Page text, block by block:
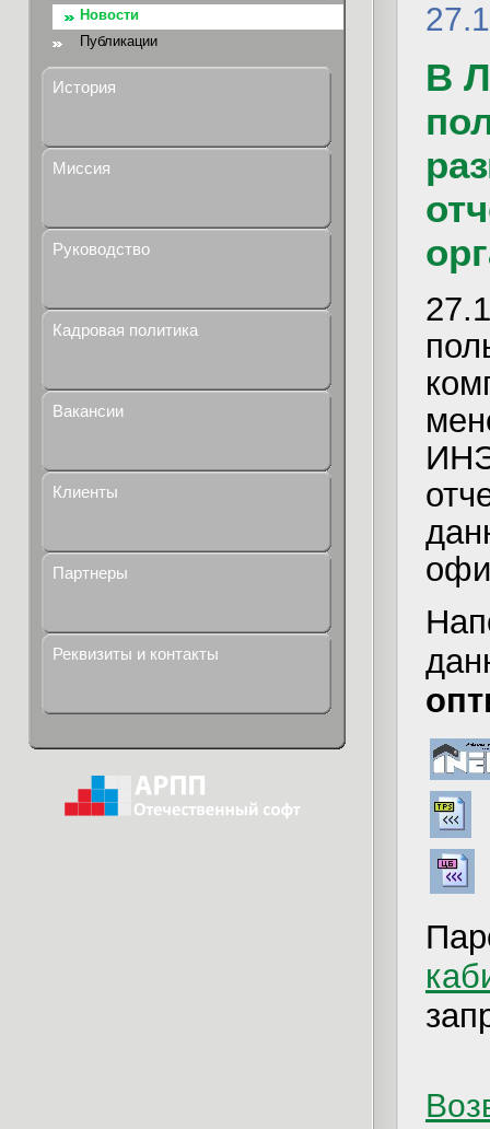
Новости
Публикации
История
Миссия
Руководство
Кадровая политика
Вакансии
Клиенты
Партнеры
Реквизиты и контакты
В